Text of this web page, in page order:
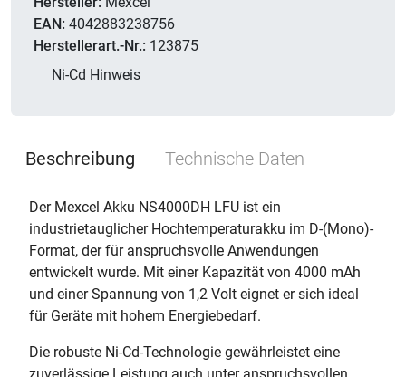
EAN: 4042883238756
Herstellerart.-Nr.: 123875
Ni-Cd Hinweis
Beschreibung Technische Daten
Der Mexcel Akku NS4000DH LFU ist ein
industrietauglicher Hochtemperaturakku im D-(Mono)-
Format, der für anspruchsvolle Anwendungen
entwickelt wurde. Mit einer Kapazität von 4000 mAh
und einer Spannung von 1,2 Volt eignet er sich ideal
für Geräte mit hohem Energiebedarf.
Die robuste Ni-Cd-Technologie gewährleistet eine